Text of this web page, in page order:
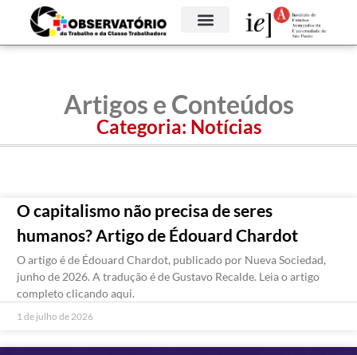
Artigos e Conteúdos
Categoria: Notícias
O capitalismo não precisa de seres
humanos? Artigo de Édouard Chardot
O artigo é de Édouard Chardot, publicado por Nueva Sociedad,
junho de 2026. A tradução é de Gustavo Recalde. Leia o artigo
completo clicando aqui.
1 de julho de 2026